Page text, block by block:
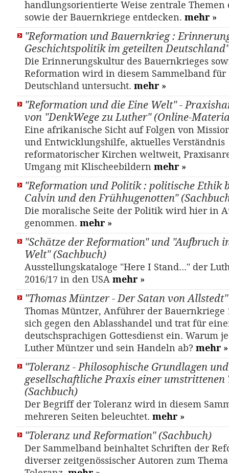
handlungsorientierte Weise zentrale Themen
sowie der Bauernkriege entdecken. mehr »
"Reformation und Bauernkrieg :
Geschichtspolitik im geteilten
Die Erinnerungskultur des Bauernkrieges
Reformation wird in diesem Sammelband für
Deutschland untersucht. mehr »
"Reformation und die Eine Welt" -
von "DenkWege zu Luther" (Online-
Eine afrikanische Sicht auf Folgen von
und Entwicklungshilfe, aktuelles Verständnis
reformatorischer Kirchen weltweit,
Umgang mit Klischeebildern mehr »
"Reformation und Politik : politische Ethik
Calvin und den Frühhugenotten"
Die moralische Seite der Politik wird hier in
genommen. mehr »
"Schätze der Reformation" und "Aufbruch
Welt" (Sachbuch)
Ausstellungskataloge "Here I Stand..." der
2016/17 in den USA mehr »
"Thomas Müntzer - Der Satan von
Thomas Müntzer, Anführer der Bauernkriege
sich gegen den Ablasshandel und trat für
deutschsprachigen Gottesdienst ein. Warum
Luther Müntzer und sein Handeln ab? mehr »
"Toleranz - Philosophische Grundlagen und
gesellschaftliche Praxis einer umstrittenen
(Sachbuch)
Der Begriff der Toleranz wird in diesem
mehreren Seiten beleuchtet. mehr »
"Toleranz und Reformation" (Sachbuch)
Der Sammelband beinhaltet Schriften der
diverser zeitgenössischer Autoren zum Thema